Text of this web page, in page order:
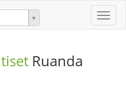
Toggle
Ruanda